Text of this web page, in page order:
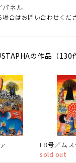
パネル
合はお問い合わせくださ
の作品（130
F8号／ム
sold out